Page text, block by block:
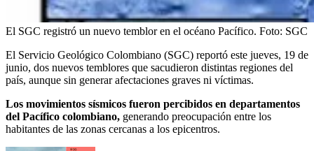
El SGC registró un nuevo temblor en el océano Pacífico. Foto: SGC
El Servicio Geológico Colombiano (SGC) reportó este jueves, 19 de
junio, dos nuevos temblores que sacudieron distintas regiones del
país, aunque sin generar afectaciones graves ni víctimas.
Los movimientos sísmicos fueron percibidos en departamentos
del Pacífico colombiano, generando preocupación entre los
habitantes de las zonas cercanas a los epicentros.